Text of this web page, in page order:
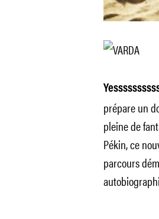
prépare un
pleine de
Pékin, ce
parcours